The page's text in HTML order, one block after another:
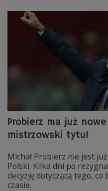
Probierz ma już
mistrzowski tytuł
Michał Probierz nie jest
Polski. Kilka dni po
decyzję dotyczącą tego, co
czasie.